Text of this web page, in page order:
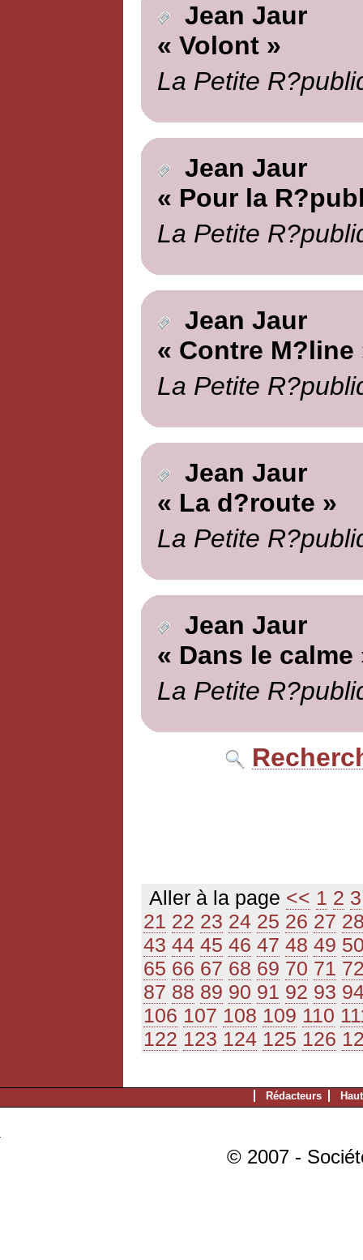
Jean Jaur
« Volont »
La Petite
Jean Jaur
« Pour la
La Petite
Jean Jaur
« Contre M?line
La Petite
Jean Jaur
« La d?route »
La Petite
Jean Jaur
« Dans le calme
La Petite
Aller à la page << 1 2 3
21 22 23 24 25 26 27
43 44 45 46 47 48 49
65 66 67 68 69 70 71
87 88 89 90 91 92 93
106 107 108 109 110
122 123 124 125 126
Rédacteurs
© 2007 -